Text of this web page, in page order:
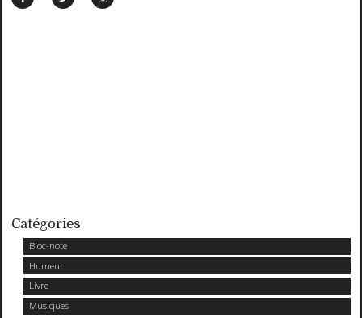
Catégories
Bloc-note
Humeur
Livre
Musiques